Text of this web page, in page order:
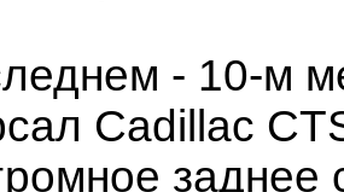
- 10-м
Cadillac